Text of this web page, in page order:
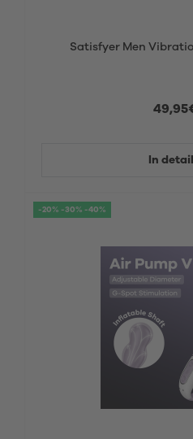
Satisfyer Men
In detail
-20% -30% -40%